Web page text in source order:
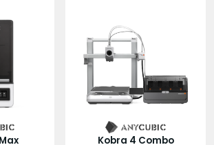
Kobra 4 Combo